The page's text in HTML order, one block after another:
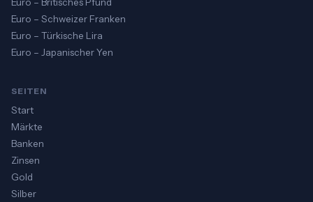
Euro – Schweizer Franken
Euro – Türkische Lira
Euro – Japanischer Yen
SEITEN
Start
Märkte
Banken
Zinsen
Gold
Silber